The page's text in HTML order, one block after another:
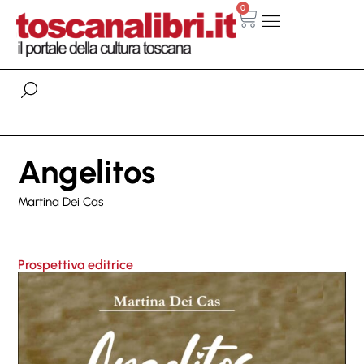
0
Angelitos
Martina Dei Cas
Prospettiva editrice